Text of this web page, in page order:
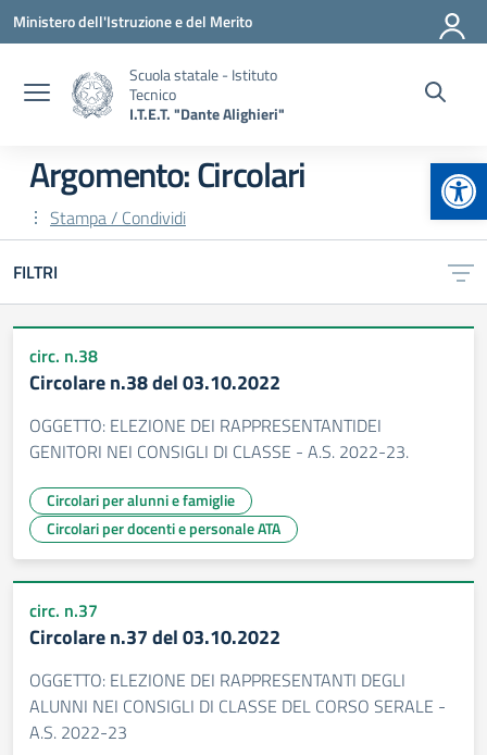
Vai ai contenuti
Vai al menu di navigazione
Vai al footer
Ministero dell'Istruzione e del Merito
Scuola statale - Istituto
Tecnico
I.T.E.T. "Dante Alighieri"
Argomento: Circolari
Stampa / Condividi
FILTRI
circ. n.38
Circolare n.38 del 03.10.2022
OGGETTO: ELEZIONE DEI RAPPRESENTANTIDEI
GENITORI NEI CONSIGLI DI CLASSE - A.S. 2022-23.
Circolari per alunni e famiglie
Circolari per docenti e personale ATA
circ. n.37
Circolare n.37 del 03.10.2022
OGGETTO: ELEZIONE DEI RAPPRESENTANTI DEGLI
ALUNNI NEI CONSIGLI DI CLASSE DEL CORSO SERALE -
A.S. 2022-23